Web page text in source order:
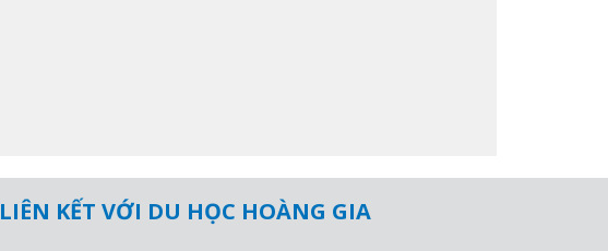
LIÊN KẾT VỚI DU HỌC HOÀNG GIA